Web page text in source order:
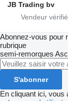
JB Trading bv
Abonnez-vous pour
rubrique
semi-remorques
S'abonner
En cliquant ici, vous